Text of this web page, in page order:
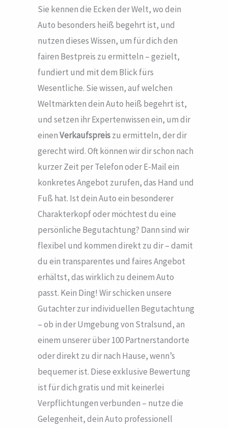
Sie kennen die Ecken der Welt, wo dein
Auto besonders heiß begehrt ist, und
nutzen dieses Wissen, um für dich den
fairen Bestpreis zu ermitteln – gezielt,
fundiert und mit dem Blick fürs
Wesentliche. Sie wissen, auf welchen
Weltmärkten dein Auto heiß begehrt ist,
und setzen ihr Expertenwissen ein, um dir
einenVerkaufspreiszu ermitteln, der dir
gerecht wird. Oft können wir dir schon nach
kurzer Zeit per Telefon oder E-Mail ein
konkretes Angebot zurufen, das Hand und
Fuß hat. Ist dein Auto ein besonderer
Charakterkopf oder möchtest du eine
persönliche Begutachtung? Dann sind wir
flexibel und kommen direkt zu dir – damit
du ein transparentes und faires Angebot
erhältst, das wirklich zu deinem Auto
passt. Kein Ding! Wir schicken unsere
Gutachter zur individuellen Begutachtung
– ob in der Umgebung von Stralsund, an
einem unserer über 100 Partnerstandorte
oder direkt zu dir nach Hause, wenn’s
bequemer ist. Diese exklusive Bewertung
ist für dich gratis und mit keinerlei
Verpflichtungen verbunden – nutze die
Gelegenheit, dein Auto professionell